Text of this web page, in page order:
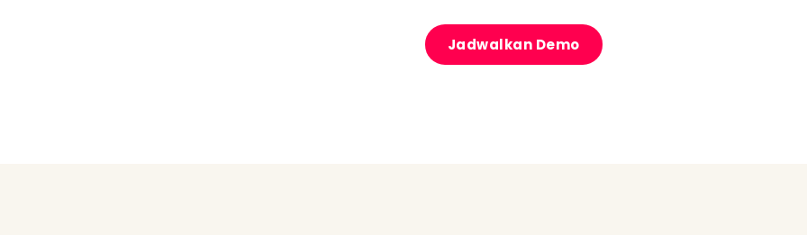
Jadwalkan Demo